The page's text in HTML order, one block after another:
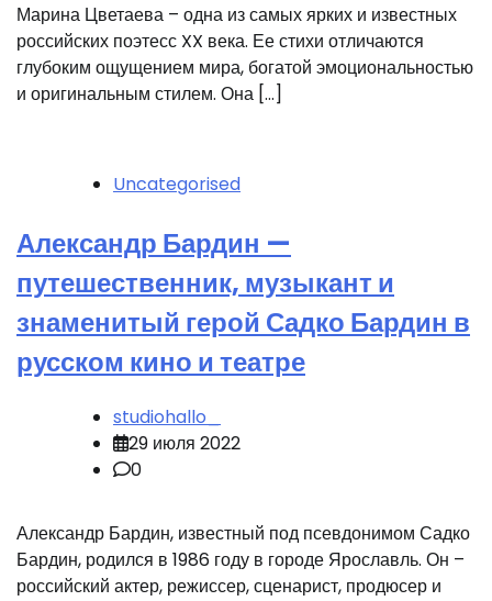
Марина Цветаева – одна из самых ярких и известных
российских поэтесс XX века. Ее стихи отличаются
глубоким ощущением мира, богатой эмоциональностью
и оригинальным стилем. Она […]
Uncategorised
Александр Бардин —
путешественник, музыкант и
знаменитый герой Садко Бардин в
русском кино и театре
studiohallo_
29 июля 2022
0
Александр Бардин, известный под псевдонимом Садко
Бардин, родился в 1986 году в городе Ярославль. Он –
российский актер, режиссер, сценарист, продюсер и